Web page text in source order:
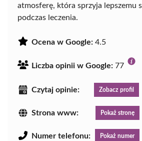
atmosferę, która sprzyja lepszemu
podczas leczenia.
Ocena w Google: 4.5
Liczba opinii w Google: 77
Czytaj opinie: Zobacz profil
Strona www: Pokaż stronę
Numer telefonu: Pokaż numer